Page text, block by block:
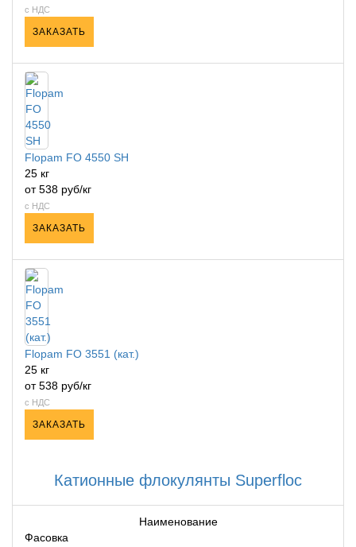
с НДС
ЗАКАЗАТЬ
Flopam FO 4550 SH
25 кг
от 538 руб/кг
с НДС
ЗАКАЗАТЬ
Flopam FO 3551 (кат.)
25 кг
от 538 руб/кг
с НДС
ЗАКАЗАТЬ
Катионные флокулянты Superfloc
Наименование
Фасовка